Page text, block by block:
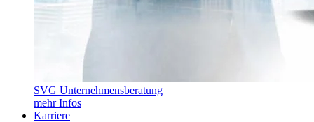
SVG Unternehmensberatung
mehr Infos
Karriere